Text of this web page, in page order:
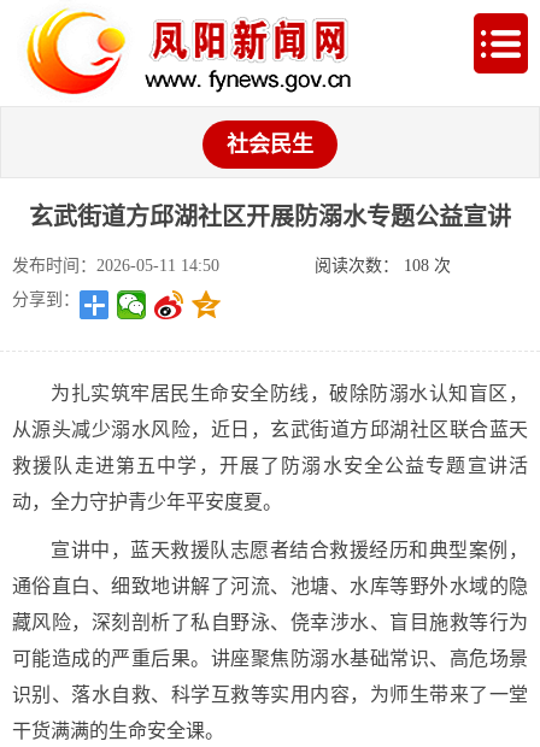
社会民生
玄武街道方邱湖社区开展防溺水专题公益宣讲
发布时间：2026-05-11 14:50 阅读次数： 108 次
分享到：
为扎实筑牢居民生命安全防线，破除防溺水认知盲区，
从源头减少溺水风险，近日，玄武街道方邱湖社区联合蓝天
救援队走进第五中学，开展了防溺水安全公益专题宣讲活
动，全力守护青少年平安度夏。
宣讲中，蓝天救援队志愿者结合救援经历和典型案例，
通俗直白、细致地讲解了河流、池塘、水库等野外水域的隐
藏风险，深刻剖析了私自野泳、侥幸涉水、盲目施救等行为
可能造成的严重后果。讲座聚焦防溺水基础常识、高危场景
识别、落水自救、科学互救等实用内容，为师生带来了一堂
干货满满的生命安全课。